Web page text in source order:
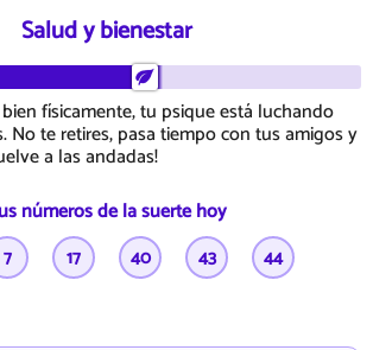
Salud y bienestar
físicamente, tu psique está luchando
No te retires, pasa tiempo con tus amigos y
a las andadas!
números de la suerte hoy
7 17 40 43 44